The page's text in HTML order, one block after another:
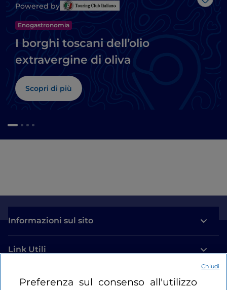
Like
Powered by
Enogastronomia
I borghi toscani dell’olio
extravergine di oliva
Scopri di più
Informazioni sul sito
Link Utili
Login
Preferenza sul consenso all'utilizzo
Chiudi